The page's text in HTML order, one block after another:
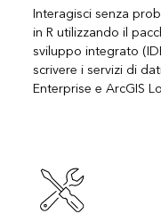
Interagisci senza
in R utilizzando il
sviluppo integrato
scrivere i servizi di
Enterprise e ArcGIS